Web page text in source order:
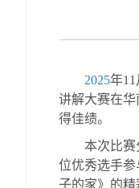
2025年11
讲解大赛在
得佳绩。
本次比赛
位优秀选手
子的家》的